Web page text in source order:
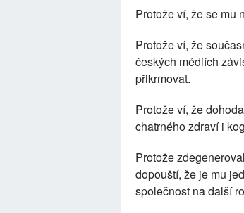
Protože ví, že se mu
Protože ví, že
českých médiích
přikrmovat.
Protože ví, že
chatrného zdraví i
Protože
dopouští, že je mu
společnost na další